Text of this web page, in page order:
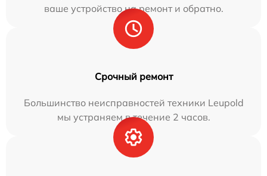
ваше устройство на ремонт и обратно.
Срочный ремонт
Большинство неисправностей техники Leupold
мы устраняем в течение 2 часов.